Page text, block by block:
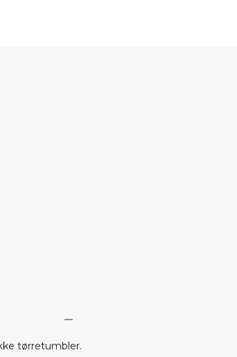
tørretumbler.